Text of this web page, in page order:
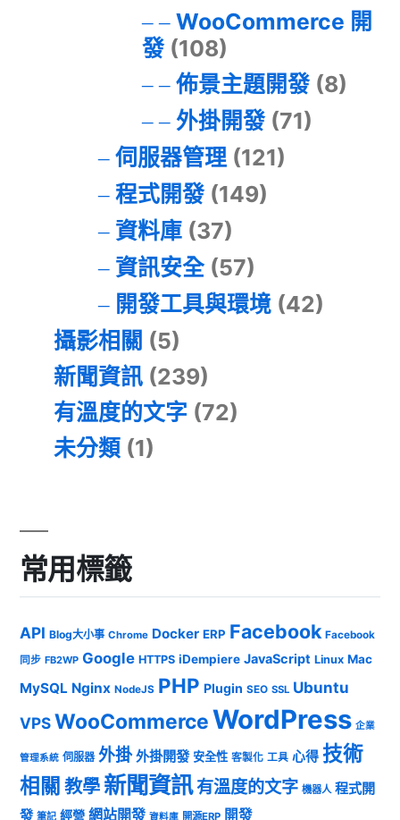
WooCommerce 開
發(108)
佈景主題開發(8)
外掛開發(71)
伺服器管理(121)
程式開發(149)
資料庫(37)
資訊安全(57)
開發工具與環境(42)
攝影相關 (5)
新聞資訊 (239)
有溫度的文字 (72)
未分類 (1)
常用標籤
API Blog大小事 Chrome Docker ERP Facebook Facebook
同步 FB2WP Google HTTPS iDempiere JavaScript Linux Mac
MySQL Nginx NodeJS PHP Plugin SEO SSL Ubuntu
VPSWooCommerceWordPress 企業
管理系統 伺服器 外掛 外掛開發 安全性 客製化 工具 心得 技術
相關 教學 新聞資訊有溫度的文字 機器人 程式開
發 筆記 經營 網站開發 資料庫 開源ERP 開發